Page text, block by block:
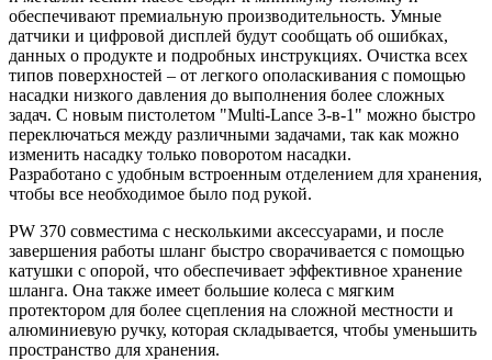
обеспечивают премиальную производительность. Умные
датчики и цифровой дисплей будут сообщать об ошибках,
данных о продукте и подробных инструкциях. Очистка всех
типов поверхностей – от легкого ополаскивания с помощью
насадки низкого давления до выполнения более сложных
задач. С новым пистолетом "Multi-Lance 3-в-1" можно быстро
переключаться между различными задачами, так как можно
изменить насадку только поворотом насадки.
Разработано с удобным встроенным отделением для хранения,
чтобы все необходимое было под рукой.
PW 370 совместима с несколькими аксессуарами, и после
завершения работы шланг быстро сворачивается с помощью
катушки с опорой, что обеспечивает эффективное хранение
шланга. Она также имеет большие колеса с мягким
протектором для более сцепления на сложной местности и
алюминиевую ручку, которая складывается, чтобы уменьшить
пространство для хранения.